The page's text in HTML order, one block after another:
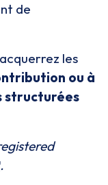
de
les
ou à
structurées
.